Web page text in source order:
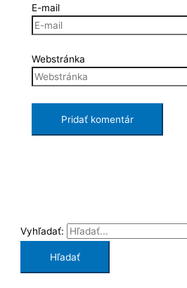
E-mail
Webstránka
Vyhľadať: